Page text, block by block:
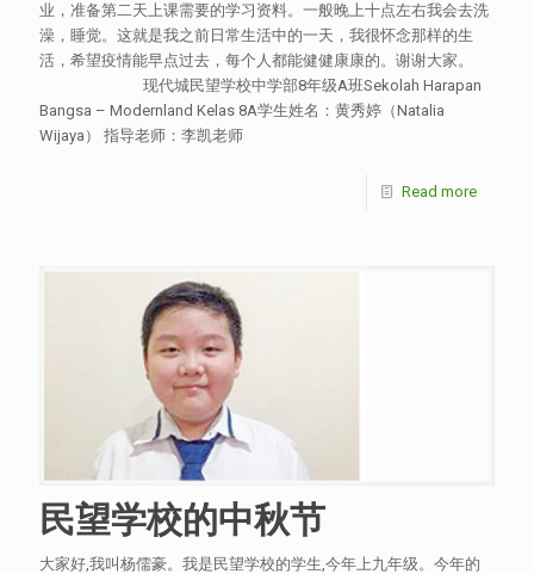
业，准备第二天上课需要的学习资料。一般晚上十点左右我会去洗
澡，睡觉。这就是我之前日常生活中的一天，我很怀念那样的生
活，希望疫情能早点过去，每个人都能健健康康的。谢谢大家。
现代城民望学校中学部8年级A班Sekolah Harapan
Bangsa – Modernland Kelas 8A学生姓名：黄秀婷（Natalia
Wijaya） 指导老师：李凯老师
Read more
民望学校的中秋节
大家好,我叫杨儒豪。我是民望学校的学生,今年上九年级。今年的